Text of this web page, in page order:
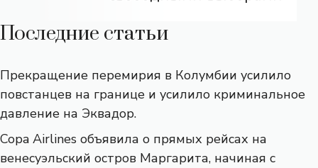
Последние статьи
Прекращение перемирия в Колумбии усилило
повстанцев на границе и усилило криминальное
давление на Эквадор.
Copa Airlines объявила о прямых рейсах на
венесуэльский остров Маргарита, начиная с